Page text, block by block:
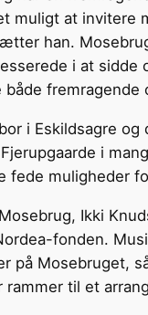
muligt at invitere
han.
i at sidde
både
i Eskildsagre
i
fede muligheder
Ikki
fonden.
på Mosebruget,
til et